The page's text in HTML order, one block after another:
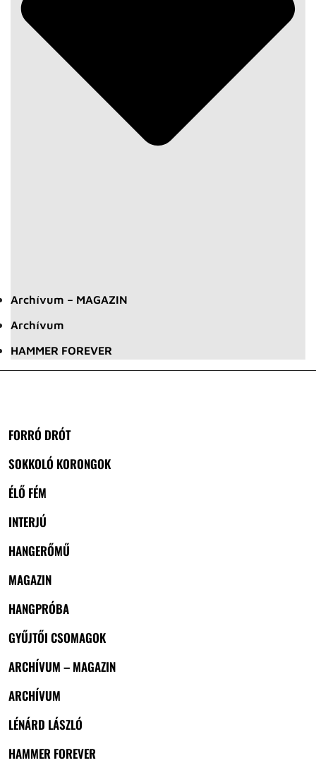
Archívum – MAGAZIN
Archívum
HAMMER FOREVER
FORRÓ DRÓT
SOKKOLÓ KORONGOK
ÉLŐ FÉM
INTERJÚ
HANGERŐMŰ
MAGAZIN
HANGPRÓBA
GYŰJTŐI CSOMAGOK
ARCHÍVUM – MAGAZIN
ARCHÍVUM
LÉNÁRD LÁSZLÓ
HAMMER FOREVER